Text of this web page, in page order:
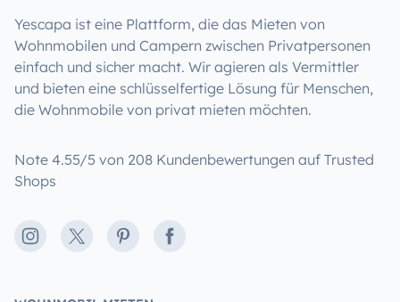
Yescapa ist eine Plattform, die das Mieten von
Wohnmobilen und Campern zwischen Privatpersonen
einfach und sicher macht. Wir agieren als Vermittler
und bieten eine schlüsselfertige Lösung für Menschen,
die Wohnmobile von privat mieten möchten.
Note 4.55/5 von 208 Kundenbewertungen auf Trusted
Shops
Instagram
X PinterestFacebook